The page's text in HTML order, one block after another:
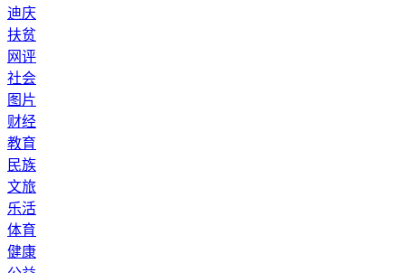
迪庆
扶贫
网评
社会
图片
财经
教育
民族
文旅
乐活
体育
健康